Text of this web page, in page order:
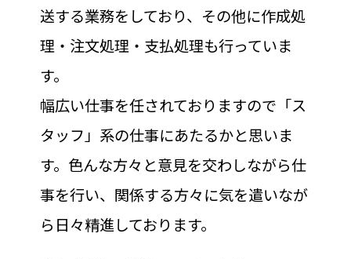
送する業務をしており、その他に作成処
理・注文処理・支払処理も行っていま
す。
幅広い仕事を任されておりますので「ス
タッフ」系の仕事にあたるかと思いま
す。色んな方々と意見を交わしながら仕
事を行い、関係する方々に気を遣いなが
ら日々精進しております。